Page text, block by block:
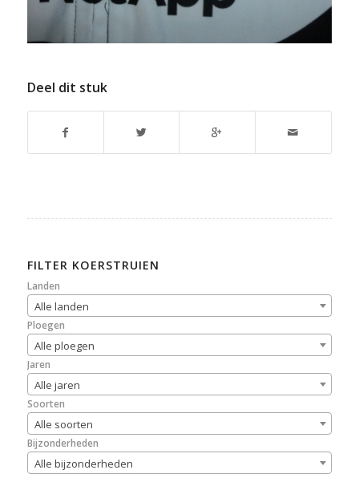
Deel dit stuk
FILTER KOERSTRUIEN
Landen
Alle landen
Ploegen
Alle ploegen
Jaren
Alle jaren
Soorten
Alle soorten
Bijzonderheden
Alle bijzonderheden